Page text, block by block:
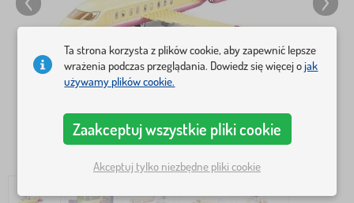
Ta strona korzysta z plików cookie, aby zapewnić lepsze
wrażenia podczas przeglądania. Dowiedz się więcej ojak
używamy plików cookie.
Zaakceptuj wszystkie pliki cookie
Akceptuj tylko niezbędne pliki cookie